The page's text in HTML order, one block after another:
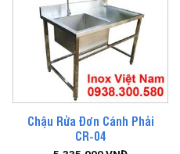
Chậu Rửa Đơn Cánh Phải
CR-04